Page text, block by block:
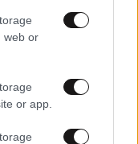
web or
or app.